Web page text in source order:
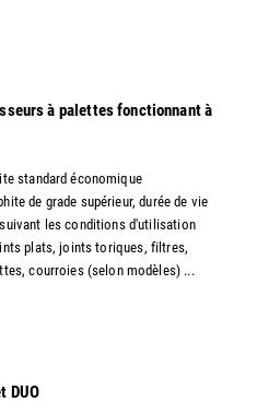
à palettes fonctionnant à
standard économique
de grade supérieur, durée de vie
les conditions d'utilisation
plats, joints toriques, filtres,
courroies (selon modèles) ...​
DUO